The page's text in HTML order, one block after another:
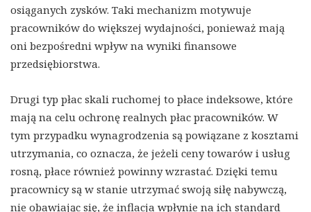
osiąganych zysków. Taki mechanizm motywuje
pracowników do większej wydajności, ponieważ mają
oni bezpośredni wpływ na wyniki finansowe
przedsiębiorstwa.
Drugi typ płac skali ruchomej to płace indeksowe, które
mają na celu ochronę realnych płac pracowników. W
tym przypadku wynagrodzenia są powiązane z kosztami
utrzymania, co oznacza, że jeżeli ceny towarów i usług
rosną, płace również powinny wzrastać. Dzięki temu
pracownicy są w stanie utrzymać swoją siłę nabywczą,
nie obawiając się, że inflacja wpłynie na ich standard